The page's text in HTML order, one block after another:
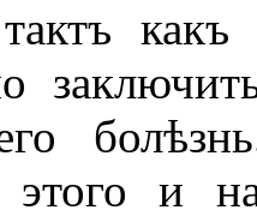
какъ
этого и